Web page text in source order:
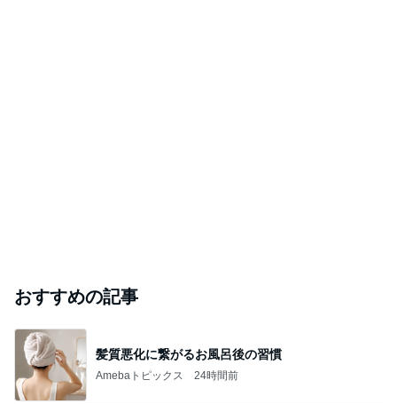
おすすめの記事
髪質悪化に繋がるお風呂後の習慣
Amebaトピックス 24時間前